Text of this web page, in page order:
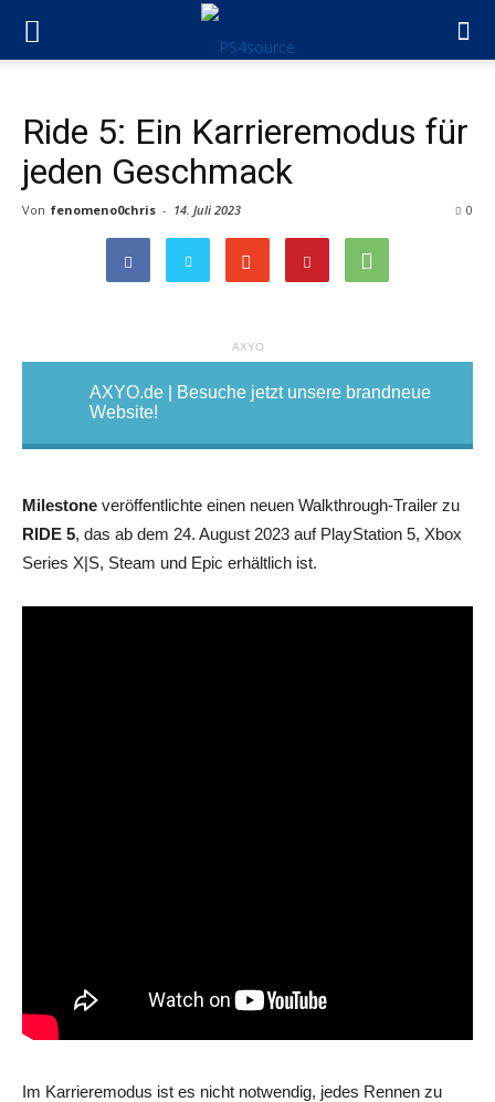
Ride 5: Ein Karrieremodus für
jeden Geschmack
Von fenomeno0chris - 14. Juli 2023 0
AXYO
AXYO.de | Besuche jetzt unsere brandneue
Website!
Milestone veröffentlichte einen neuen Walkthrough-Trailer zu
RIDE 5, das ab dem 24. August 2023 auf PlayStation 5, Xbox
Series X|S, Steam und Epic erhältlich ist.
Im Karrieremodus ist es nicht notwendig, jedes Rennen zu